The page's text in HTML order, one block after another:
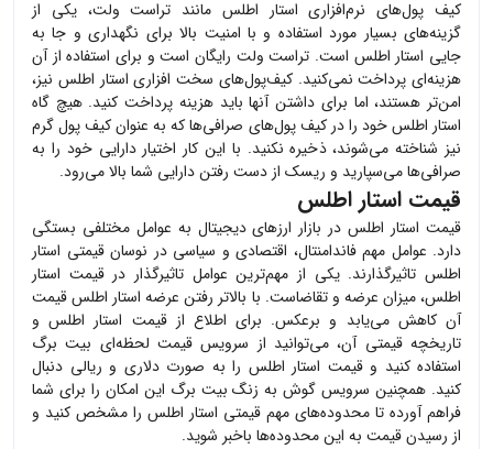
کیف پول‌های نرم‌افزاری استار اطلس مانند تراست ولت، یکی از
گزینه‌های بسیار مورد استفاده و با امنیت بالا برای نگهداری و جا به
جایی استار اطلس است. تراست ولت رایگان است و برای استفاده از آن
هزینه‌ای پرداخت نمی‌کنید. کیف‌پول‌های سخت افزاری استار اطلس نیز،
امن‌تر هستند، اما برای داشتن آنها باید هزینه پرداخت کنید. هیچ گاه
استار اطلسخود را در کیف پول‌های صرافی‌ها که به عنوان کیف پول گرم
نیز شناخته می‌شوند، ذخیره نکنید. با این کار اختیار دارایی خود را به
صرافی‌ها می‌سپارید و ریسک از دست رفتن دارایی شما بالا می‌رود.
قیمت استار اطلس
قیمت استار اطلسدر بازار ارزهای دیجیتال به عوامل مختلفی بستگی
دارد. عوامل مهم فاندامنتال، اقتصادی و سیاسی در نوسان قیمتی استار
اطلس تاثیرگذارند. یکی از مهم‌ترین عوامل تاثیرگذار در قیمت استار
اطلس، میزان عرضه و تقاضاست. با بالاتر رفتن عرضه استار اطلسقیمت
آن کاهش می‌یابد و برعکس. برای اطلاع از قیمت استار اطلسو
تاریخچه قیمتی آن، می‌توانید از سرویس قیمت لحظه‌ای بیت برگ
استفاده کنید و قیمت استار اطلس را به صورت دلاری و ریالی دنبال
کنید. همچنین سرویس گوش به زنگ بیت برگ این امکان را برای شما
فراهم آورده تا محدوده‌های مهم قیمتی استار اطلس را مشخص کنید و
از رسیدن قیمت به این محدوده‌ها باخبر شوید.